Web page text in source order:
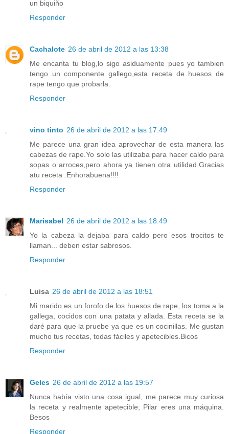
un biquiño
Responder
Cachalote 26 de abril de 2012 a las 13:38
Me encanta tu blog,lo sigo asiduamente pues yo tambien
tengo un componente gallego,esta receta de huesos de
rape tengo que probarla.
Responder
vino tinto 26 de abril de 2012 a las 17:49
Me parece una gran idea aprovechar de esta manera las
cabezas de rape.Yo solo las utilizaba para hacer caldo para
sopas o arroces,pero ahora ya tienen otra utilidad.Gracias
atu receta .Enhorabuena!!!!
Responder
Marisabel 26 de abril de 2012 a las 18:49
Yo la cabeza la dejaba para caldo pero esos trocitos te
llaman... deben estar sabrosos.
Responder
Luisa 26 de abril de 2012 a las 18:51
Mi marido es un forofo de los huesos de rape, los toma a la
gallega, cocidos con una patata y allada. Esta receta se la
daré para que la pruebe ya que es un cocinillas. Me gustan
mucho tus recetas, todas fáciles y apetecibles.Bicos
Responder
Geles 26 de abril de 2012 a las 19:57
Nunca había visto una cosa igual, me parece muy curiosa
la receta y realmente apetecible; Pilar eres una máquina.
Besos
Responder